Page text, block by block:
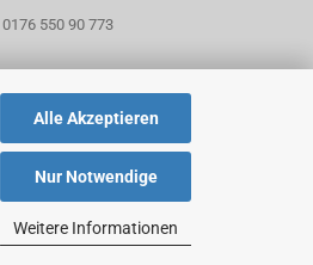
Alle Akzeptieren
Nur Notwendige
Weitere Informationen
550 90 773